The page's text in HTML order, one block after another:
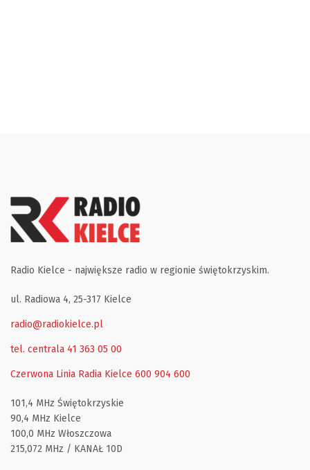
Radio Kielce - największe radio w regionie świętokrzyskim.
ul. Radiowa 4, 25-317 Kielce
radio@radiokielce.pl
tel. centrala 41 363 05 00
Czerwona Linia Radia Kielce 600 904 600
101,4 MHz Świętokrzyskie
90,4 MHz Kielce
100,0 MHz Włoszczowa
215,072 MHz / KANAŁ 10D